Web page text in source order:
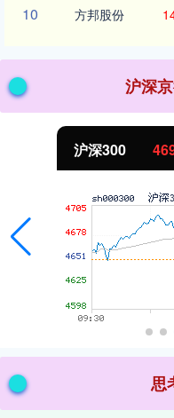
10 方邦股份
沪深
沪深300
思